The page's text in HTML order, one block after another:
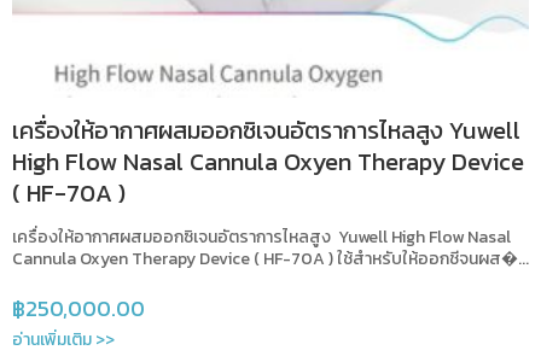
เครื่องให้อากาศผสมออกซิเจนอัตราการไหลสูง Yuwell
High Flow Nasal Cannula Oxyen Therapy Device
( HF-70A )
เครื่องให้อากาศผสมออกซิเจนอัตราการไหลสูง Yuwell High Flow Nasal
Cannula Oxyen Therapy Device ( HF-70A ) ใช้สำหรับให้ออกชีจนผส�...
฿250,000.00
อ่านเพิ่มเติม >>